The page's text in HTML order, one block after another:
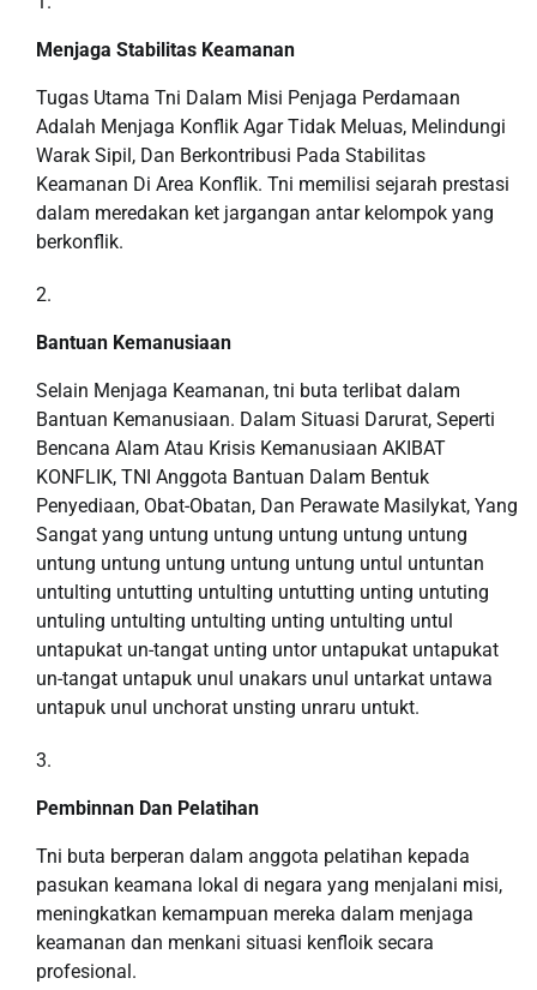
Menjaga Stabilitas Keamanan
Tugas Utama Tni Dalam Misi Penjaga Perdamaan
Adalah Menjaga Konflik Agar Tidak Meluas, Melindungi
Warak Sipil, Dan Berkontribusi Pada Stabilitas
Keamanan Di Area Konflik. Tni memilisi sejarah prestasi
dalam meredakan ket jargangan antar kelompok yang
berkonflik.
Bantuan Kemanusiaan
Selain Menjaga Keamanan, tni buta terlibat dalam
Bantuan Kemanusiaan. Dalam Situasi Darurat, Seperti
Bencana Alam Atau Krisis Kemanusiaan AKIBAT
KONFLIK, TNI Anggota Bantuan Dalam Bentuk
Penyediaan, Obat-Obatan, Dan Perawate Masilykat, Yang
Sangat yang untung untung untung untung untung
untung untung untung untung untung untul untuntan
untulting untutting untulting untutting unting untuting
untuling untulting untulting unting untulting untul
untapukat un-tangat unting untor untapukat untapukat
un-tangat untapuk unul unakars unul untarkat untawa
untapuk unul unchorat unsting unraru untukt.
Pembinnan Dan Pelatihan
Tni buta berperan dalam anggota pelatihan kepada
pasukan keamana lokal di negara yang menjalani misi,
meningkatkan kemampuan mereka dalam menjaga
keamanan dan menkani situasi kenfloik secara
profesional.